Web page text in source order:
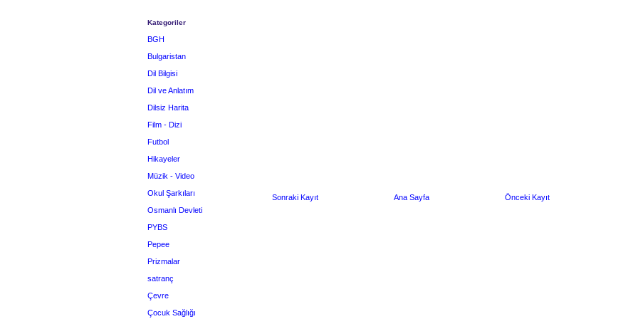
Sonraki Kayıt Önceki Kayıt
Ana Sayfa
Kategoriler
BGH
Bulgaristan
Dil Bilgisi
Dil ve Anlatım
Dilsiz Harita
Film - Dizi
Futbol
Hikayeler
Müzik - Video
Okul Şarkıları
Osmanlı Devleti
PYBS
Pepee
Prizmalar
satranç
Çevre
Çocuk Sağlığı